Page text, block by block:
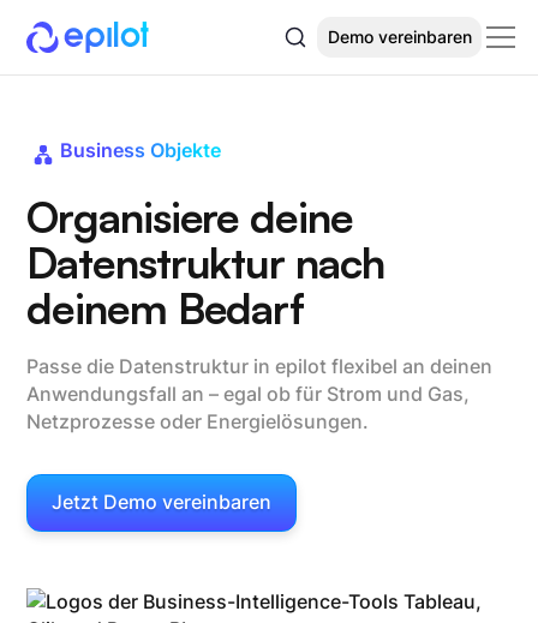
Demo vereinbaren
Business Objekte
Organisiere deine
Datenstruktur nach
deinem Bedarf
Passe die Datenstruktur in epilot flexibel an deinen
Anwendungsfall an – egal ob für Strom und Gas,
Netzprozesse oder Energielösungen.
Jetzt Demo vereinbaren